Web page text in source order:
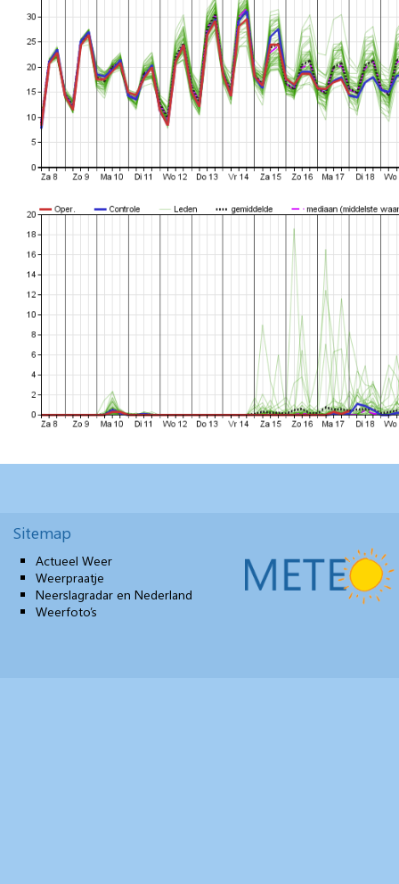
Sitemap
Actueel Weer
Weerpraatje
Neerslagradar en Nederland
Weerfoto’s